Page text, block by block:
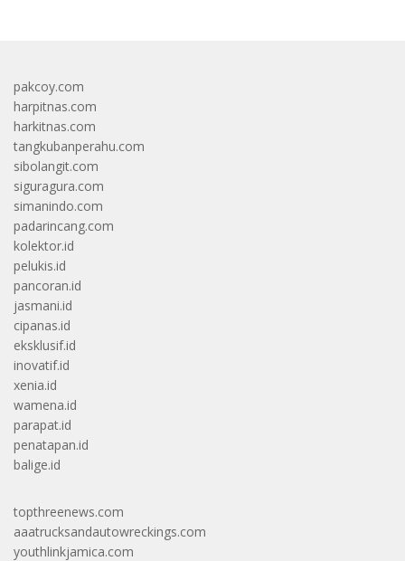
pakcoy.com
harpitnas.com
harkitnas.com
tangkubanperahu.com
sibolangit.com
siguragura.com
simanindo.com
padarincang.com
kolektor.id
pelukis.id
pancoran.id
jasmani.id
cipanas.id
eksklusif.id
inovatif.id
xenia.id
wamena.id
parapat.id
penatapan.id
balige.id
topthreenews.com
aaatrucksandautowreckings.com
youthlinkjamica.com